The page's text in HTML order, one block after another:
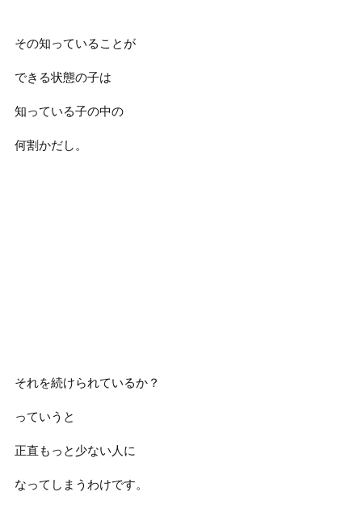
その知っていることが
できる状態の子は
知っている子の中の
何割かだし。
それを続けられているか？
っていうと
正直もっと少ない人に
なってしまうわけです。